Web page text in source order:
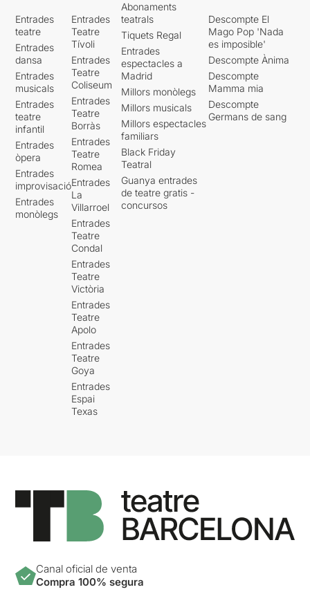
Entrades
teatre
Entrades
dansa
Entrades
musicals
Entrades
teatre
infantil
Entrades
òpera
Entrades
improvisació
Entrades
monòlegs
Entrades
Teatre
Tívoli
Entrades
Teatre
Coliseum
Entrades
Teatre
Borràs
Entrades
Teatre
Romea
Entrades
La
Villarroel
Entrades
Teatre
Condal
Entrades
Teatre
Victòria
Entrades
Teatre
Apolo
Entrades
Teatre
Goya
Entrades
Espai
Texas
Abonaments
teatrals
Tiquets Regal
Entrades
espectacles a
Madrid
Millors monòlegs
Millors musicals
Millors espectacles
familiars
Black Friday
Teatral
Guanya entrades
de teatre gratis -
concursos
Descompte El
Mago Pop 'Nada
es imposible'
Descompte Ànima
Descompte
Mamma mia
Descompte
Germans de sang
Canal oficial de venta
Compra 100% segura